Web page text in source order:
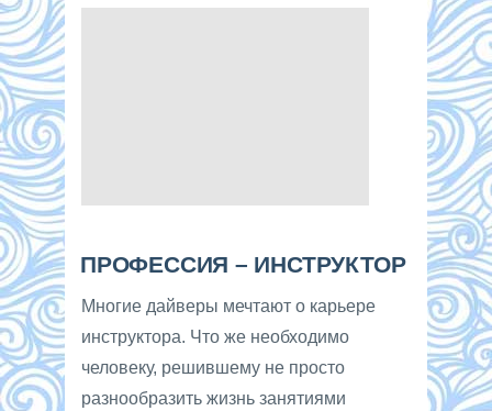
ПРОФЕССИЯ – ИНСТРУКТОР
Многие дайверы мечтают о карьере
инструктора. Что же необходимо
человеку, решившему не просто
разнообразить жизнь занятиями